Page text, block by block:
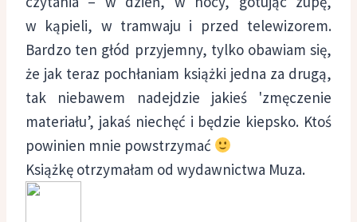
w kąpieli, w tramwaju i przed telewizorem.
Bardzo ten głód przyjemny, tylko obawiam się,
że jak teraz pochłaniam książki jedna za drugą,
tak niebawem nadejdzie jakieś 'zmęczenie
materiału’, jakaś niechęć i będzie kiepsko. Ktoś
powinien mnie powstrzymać
Książkę otrzymałam od wydawnictwa Muza.